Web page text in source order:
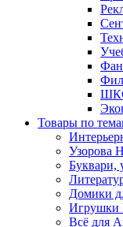
Товары по
Узорова
Буквари,
Домики
Игрушки
Всё для